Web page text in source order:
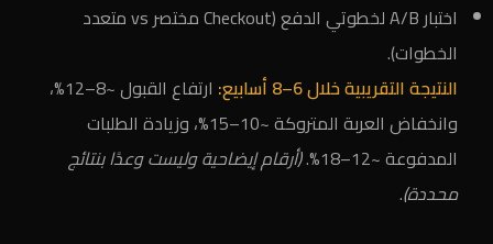
اختبار A/B لخطوتي الدفع (Checkout مختصر vs متعدد
الخطوات).
النتيجة التقريبية خلال 6–8 أسابيع:
ارتفاع القبول ~8–12%،
وانخفاض العربة المتروكة ~10–15%، وزيادة الطلبات
المدفوعة ~12–18%.
(أرقام إيضاحية وليست وعدًا بنتائج
محددة).